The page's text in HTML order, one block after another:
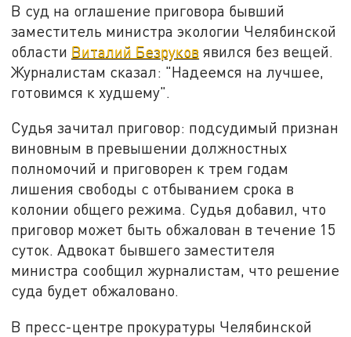
В суд на оглашение приговора бывший
заместитель министра экологии Челябинской
области Виталий Безруков явился без вещей.
Журналистам сказал: "Надеемся на лучшее,
готовимся к худшему".
Судья зачитал приговор: подсудимый признан
виновным в превышении должностных
полномочий и приговорен к трем годам
лишения свободы с отбыванием срока в
колонии общего режима. Судья добавил, что
приговор может быть обжалован в течение 15
суток. Адвокат бывшего заместителя
министра сообщил журналистам, что решение
суда будет обжаловано.
В пресс-центре прокуратуры Челябинской